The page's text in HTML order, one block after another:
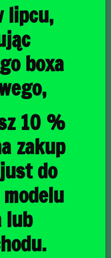
2019+
lipcu,
boxa
10 %
zakup
do
lub